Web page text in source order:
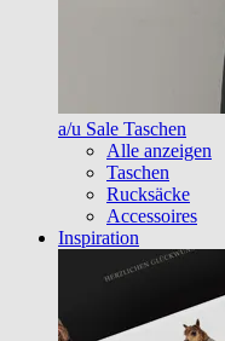
a/u Sale Taschen
Alle anzeigen
Taschen
Rucksäcke
Accessoires
Inspiration